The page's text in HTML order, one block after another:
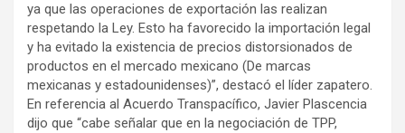
ya que las operaciones de exportación las realizan
respetando la Ley. Esto ha favorecido la importación legal
y ha evitado la existencia de precios distorsionados de
productos en el mercado mexicano (De marcas
mexicanas y estadounidenses)”, destacó el líder zapatero.
En referencia al Acuerdo Transpacífico, Javier Plascencia
dijo que “cabe señalar que en la negociación de TPP,